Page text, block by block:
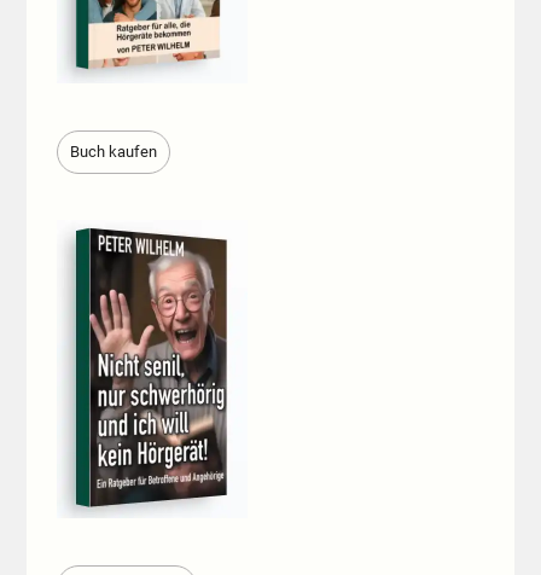
Buch kaufen